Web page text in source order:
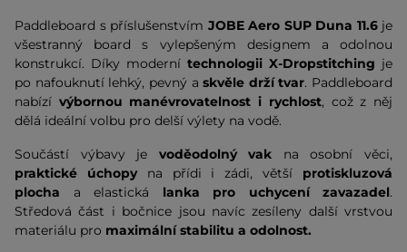
Paddleboard s příslušenstvím JOBE Aero SUP Duna 11.6je
všestranný board s vylepšeným designem a odolnou
konstrukcí. Díky moderní technologii X-Dropstitching je
po nafouknutí lehký, pevný askvěle drží tvar. Paddleboard
nabízí výbornou manévrovatelnost i rychlost, což z něj
dělá ideální volbu pro delší výlety na vodě.
Součástí výbavy je voděodolný vak na osobní věci,
praktické úchopyna přídi i zádi, větší protiskluzová
plocha a elastická lanka pro uchycení zavazadel.
Středová část i bočnice jsou navíc zesíleny další vrstvou
materiálu pro maximální stabilitu a odolnost.